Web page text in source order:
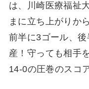
は、川崎医療福祉
まに立ち上がりか
前半に3ゴール、
産！守っても相手
14-0の圧巻のスコ